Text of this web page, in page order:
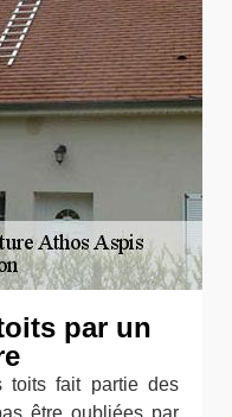
par un
toits fait partie des
être oubliées par